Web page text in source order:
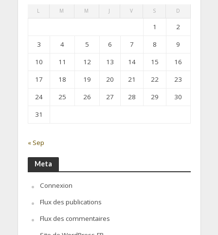
L M M J V S D
1
2
3
4 5 6 7 8
9
10
11 12 13 14 15
16
17
18 19 20 21 22
23
24
25 26 27 28 29
30
31
« Sep
Meta
Connexion
Flux des publications
Flux des commentaires